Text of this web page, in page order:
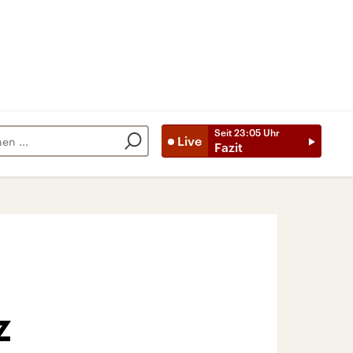
Live
Seit 23:05 Uhr
Fazit